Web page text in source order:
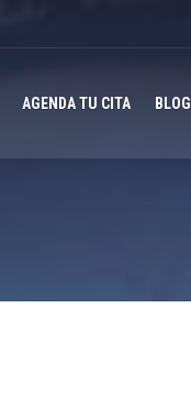
AGENDA TU CITA BLOG